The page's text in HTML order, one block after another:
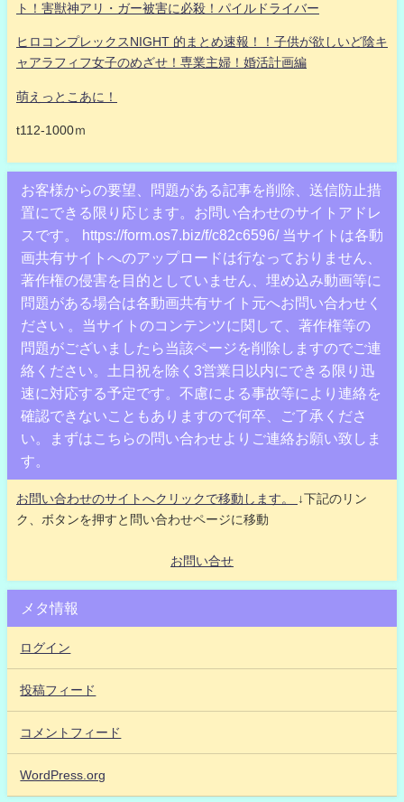
ト！害獣神アリ・ガー被害に必殺！パイルドライバー
ヒロコンプレックスNIGHT 的まとめ速報！！子供が欲しいど陰キ
ャアラフィフ女子のめざせ！専業主婦！婚活計画編
萌えっとこあに！
t112-1000ｍ
お客様からの要望、問題がある記事を削除、送信防止措
置にできる限り応じます。お問い合わせのサイトアドレ
スです。 https://form.os7.biz/f/c82c6596/ 当サイトは各動
画共有サイトへのアップロードは行なっておりません、
著作権の侵害を目的としていません、埋め込み動画等に
問題がある場合は各動画共有サイト元へお問い合わせく
ださい 。当サイトのコンテンツに関して、著作権等の
問題がございましたら当該ページを削除しますのでご連
絡ください。土日祝を除く3営業日以内にできる限り迅
速に対応する予定です。不慮による事故等により連絡を
確認できないこともありますので何卒、ご了承くださ
い。まずはこちらの問い合わせよりご連絡お願い致しま
す。
お問い合わせのサイトへクリックで移動します。
↓下記のリン
ク、ボタンを押すと問い合わせページに移動
お問い合せ
メタ情報
ログイン
投稿フィード
コメントフィード
WordPress.org